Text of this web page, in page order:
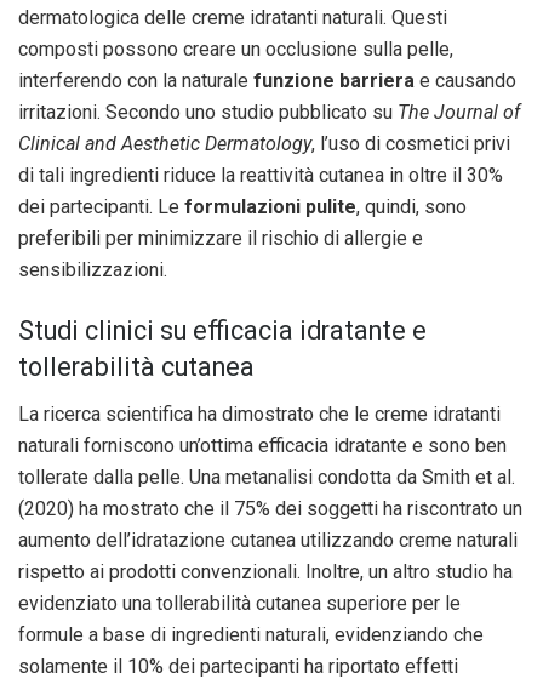
dermatologica delle creme idratanti naturali. Questi
composti possono creare un occlusione sulla pelle,
interferendo con la naturale funzione barriera e causando
irritazioni. Secondo uno studio pubblicato su The Journal of
Clinical and Aesthetic Dermatology, l’uso di cosmetici privi
di tali ingredienti riduce la reattività cutanea in oltre il 30%
dei partecipanti. Le formulazioni pulite, quindi, sono
preferibili per minimizzare il rischio di allergie e
sensibilizzazioni.
Studi clinici su efficacia idratante e
tollerabilità cutanea
La ricerca scientifica ha dimostrato che le creme idratanti
naturali forniscono un’ottima efficacia idratante e sono ben
tollerate dalla pelle. Una metanalisi condotta da Smith et al.
(2020) ha mostrato che il 75% dei soggetti ha riscontrato un
aumento dell’idratazione cutanea utilizzando creme naturali
rispetto ai prodotti convenzionali. Inoltre, un altro studio ha
evidenziato una tollerabilità cutanea superiore per le
formule a base di ingredienti naturali, evidenziando che
solamente il 10% dei partecipanti ha riportato effetti